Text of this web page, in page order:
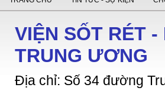
VIỆN SỐT RÉT
TRUNG ƯƠNG
Địa chỉ: Số 34 đường